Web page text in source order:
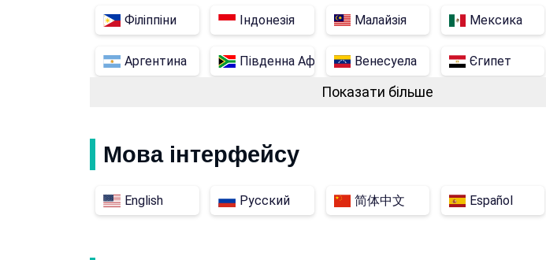
Філіппіни Індонезія Малайзія Мексика
Аргентина Південна Африка Венесуела Єгипет
Пакистан
Перу
Показати більше
Мова інтерфейсу
English Русский 简体中文 Español